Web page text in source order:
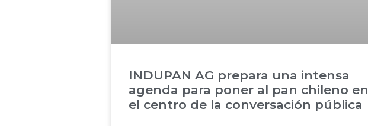
INDUPAN AG prepara una intensa
agenda para poner al pan chileno en
el centro de la conversación pública